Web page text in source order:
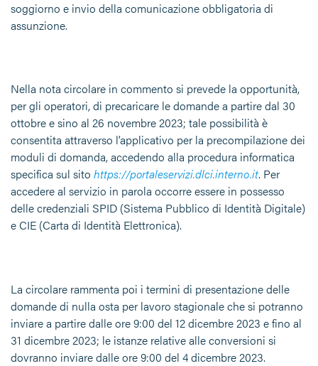
soggiorno e invio della comunicazione obbligatoria di
assunzione.
Nella nota circolare in commento si prevede la opportunità,
per gli operatori, di precaricare le domande a partire dal 30
ottobre e sino al 26 novembre 2023; tale possibilità è
consentita attraverso l’applicativo per la precompilazione dei
moduli di domanda, accedendo alla procedura informatica
specifica sul sito https://portaleservizi.dlci.interno.it. Per
accedere al servizio in parola occorre essere in possesso
delle credenziali SPID (Sistema Pubblico di Identità Digitale)
e CIE (Carta di Identità Elettronica).
La circolare rammenta poi i termini di presentazione delle
domande di nulla osta per lavoro stagionale che si potranno
inviare a partire dalle ore 9:00 del 12 dicembre 2023 e fino al
31 dicembre 2023; le istanze relative alle conversioni si
dovranno inviare dalle ore 9:00 del 4 dicembre 2023.